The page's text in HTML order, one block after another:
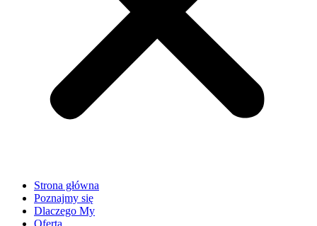
Strona główna
Poznajmy się
Dlaczego My